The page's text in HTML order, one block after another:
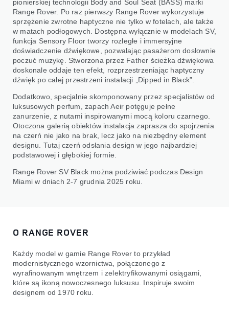
pionierskiej technologii Body and Soul Seat (BASS) marki
Range Rover. Po raz pierwszy Range Rover wykorzystuje
sprzężenie zwrotne haptyczne nie tylko w fotelach, ale także
w matach podłogowych. Dostępna wyłącznie w modelach SV,
funkcja Sensory Floor tworzy rozległe i immersyjne
doświadczenie dźwiękowe, pozwalając pasażerom dosłownie
poczuć muzykę. Stworzona przez Father ścieżka dźwiękowa
doskonale oddaje ten efekt, rozprzestrzeniając haptyczny
dźwięk po całej przestrzeni instalacji „Dipped in Black”.
Dodatkowo, specjalnie skomponowany przez specjalistów od
luksusowych perfum, zapach Aeir potęguje pełne
zanurzenie, z nutami inspirowanymi mocą koloru czarnego.
Otoczona galerią obiektów instalacja zaprasza do spojrzenia
na czerń nie jako na brak, lecz jako na niezbędny element
designu. Tutaj czerń odsłania design w jego najbardziej
podstawowej i głębokiej formie.
Range Rover SV Black można podziwiać podczas Design
Miami w dniach 2-7 grudnia 2025 roku.
O RANGE ROVER
Każdy model w gamie Range Rover to przykład
modernistycznego wzornictwa, połączonego z
wyrafinowanym wnętrzem i zelektryfikowanymi osiągami,
które są ikoną nowoczesnego luksusu. Inspiruje swoim
designem od 1970 roku.